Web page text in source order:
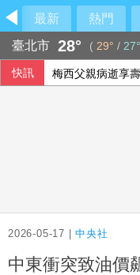
最新 熱門
臺北市 28° ( 29° / 27°
快訊 梅西父親病逝享
2026-05-17 |中央社
中東衝突致油